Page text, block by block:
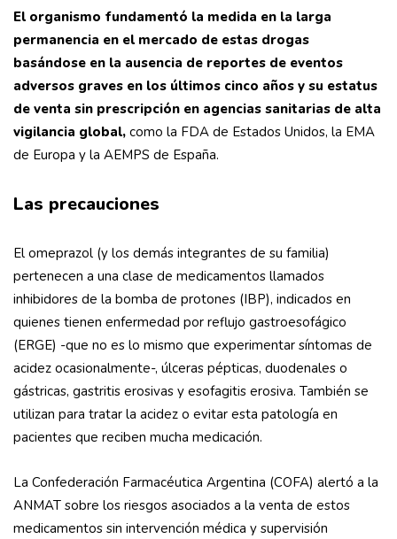
El organismo fundamentó la medida en la larga
permanencia en el mercado de estas drogas
basándose en la ausencia de reportes de eventos
adversos graves en los últimos cinco años y su estatus
de venta sin prescripción en agencias sanitarias de alta
vigilancia global, como la FDA de Estados Unidos, la EMA
de Europa y la AEMPS de España.
Las precauciones
El omeprazol (y los demás integrantes de su familia)
pertenecen a una clase de medicamentos llamados
inhibidores de la bomba de protones (IBP), indicados en
quienes tienen enfermedad por reflujo gastroesofágico
(ERGE) -que no es lo mismo que experimentar síntomas de
acidez ocasionalmente-, úlceras pépticas, duodenales o
gástricas, gastritis erosivas y esofagitis erosiva. También se
utilizan para tratar la acidez o evitar esta patología en
pacientes que reciben mucha medicación.
La Confederación Farmacéutica Argentina (COFA) alertó a la
ANMAT sobre los riesgos asociados a la venta de estos
medicamentos sin intervención médica y supervisión